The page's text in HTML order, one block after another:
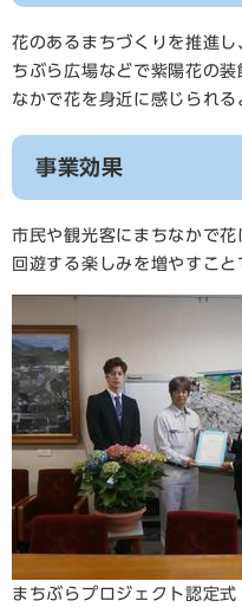
花のあるまちづくりを推進
ちぶら広場などで紫陽花の
なかで花を身近に感じられる
事業効果
市民や観光客にまちなかで
回遊する楽しみを増やすこ
まちぶらプロジェクト認定式